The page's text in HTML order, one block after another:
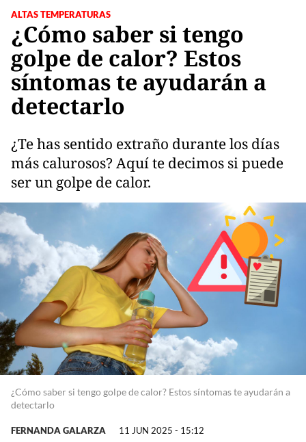
ALTAS TEMPERATURAS
¿Cómo saber si tengo
golpe de calor? Estos
síntomas te ayudarán a
detectarlo
¿Te has sentido extraño durante los días
más calurosos? Aquí te decimos si puede
ser un golpe de calor.
¿Cómo saber si tengo golpe de calor? Estos síntomas te ayudarán a
detectarlo
FERNANDA GALARZA 11 JUN 2025 - 15:12